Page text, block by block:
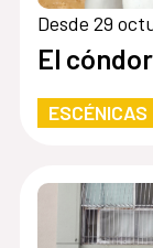
Desde 29
El
ESCÉNICAS